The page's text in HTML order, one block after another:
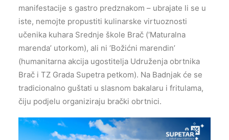
manifestacije s gastro predznakom – ubrajate li se u
iste, nemojte propustiti kulinarske virtuoznosti
učenika kuhara Srednje škole Brač (‘Maturalna
marenda’ utorkom), ali ni ‘Božićni marendin’
(humanitarna akcija ugostitelja Udruženja obrtnika
Brač i TZ Grada Supetra petkom). Na Badnjak će se
tradicionalno guštati u slasnom bakalaru i fritulama,
čiju podjelu organiziraju brački obrtnici.